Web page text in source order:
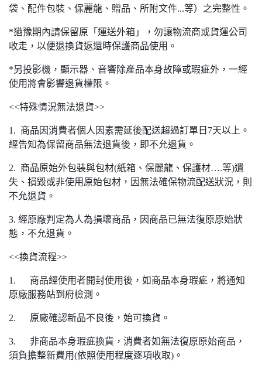
袋、配件包裝、保麗龍、贈品、所附文件...等）之完整性。
*猶豫期內請保留原「運送外箱」，勿讓物流商或貨運公司
收走，以便退換貨返還時保護商品使用。
*另投影機，顯示器、音響除產品本身故障或瑕疵外，一經
使用將會影響退貨權限。
<<特殊情況無法退貨>>
1. 商品因消費者個人因素需延後配送超過訂單日7天以上。
經告知為保留商品無法退貨後，即不允退貨。
2. 商品原始外包裝與包材(紙箱、保麗龍、保護材….等)遺
失、損毀或非使用原始包材，因無法確保物流配送狀況，則
不允退貨。
3. 經原廠判定為人為損壞商品，因商品已無法復原原始狀
態，不允退貨。
<<換貨流程>>
1. 商品經使用者開封使用後，如商品本身瑕疵，將通知
原廠服務站到府檢測。
2. 原廠確認新品不良後，始可換貨。
3. 非商品本身瑕疵換貨，消費者如無法復原原始商品，
須負擔整新費用(依照使用程度逐項收取)。